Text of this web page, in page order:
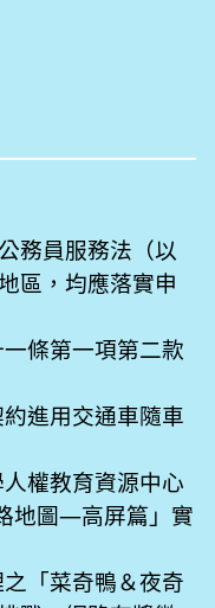
務員服務法（以
區，均應落實申
條第一項第二款
進用交通車隨車
權教育資源中心
地圖—高屏篇」實
「菜奇鴨＆夜奇